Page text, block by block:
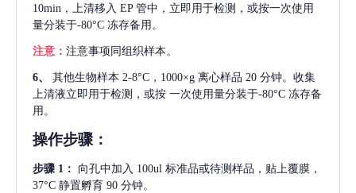
10min，上清移入 EP 管中，立即用于检测，或按一次使用
量分装于-80°C 冻存备用。
注意： 注意事项同组织样本。
6、 其他生物样本 2-8°C，1000×g 离心样品 20 分钟。收集
上清液立即用于检测，或按 一次使用量分装于-80°C 冻存备
用。
操作步骤：
步骤 1： 向孔中加入 100ul 标准品或待测样品，贴上覆膜，
37°C 静置孵育 90 分钟。